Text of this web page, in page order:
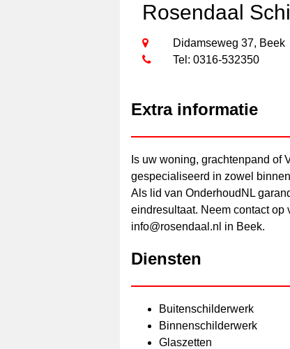
Rosendaal
Didamseweg 37, Beek
Tel: 0316-532350
Extra informatie
Is uw woning, grachtenpand of
gespecialiseerd in zowel
Als lid van OnderhoudNL
eindresultaat. Neem contact
info@rosendaal.nl in Beek.
Diensten
Buitenschilderwerk
Binnenschilderwerk
Glaszetten